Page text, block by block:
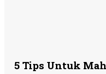
5 Tips Untuk